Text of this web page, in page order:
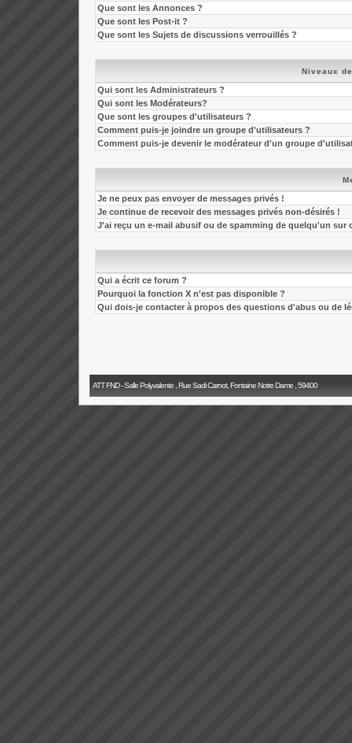
Que sont les Annonces ?
Que sont les Post-it ?
Que sont les Sujets de discussions verrouillés ?
Niveaux
Qui sont les Administrateurs ?
Qui sont les Modérateurs?
Que sont les groupes d'utilisateurs ?
Comment puis-je joindre un groupe d'utilisateurs ?
Comment puis-je devenir le modérateur d'un groupe
Je ne peux pas envoyer de messages privés !
Je continue de recevoir des messages privés non-désirés !
J'ai reçu un e-mail abusif ou de spamming de quelqu'un sur
Qui a écrit ce forum ?
Pourquoi la fonction X n'est pas disponible ?
Qui dois-je contacter à propos des questions d'abus ou de
ATT FND - Salle Polyvalente , Rue Sadi Carnot, Fontaine Notre Dame , 59400